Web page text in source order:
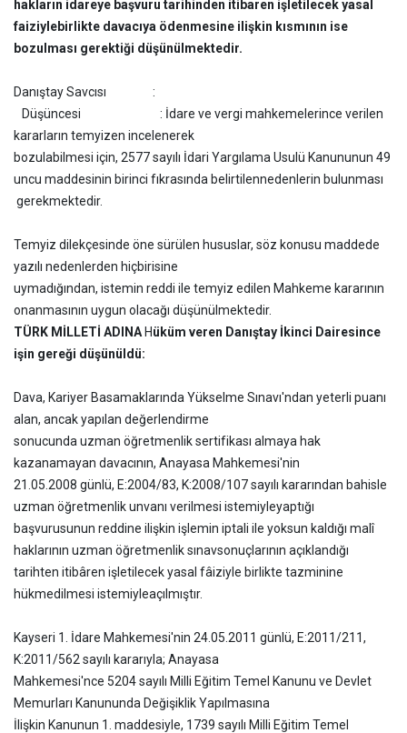
hakların idareye başvuru tarihinden itibaren işletilecek yasal
faiziylebirlikte davacıya ödenmesine ilişkin kısmının ise
bozulması gerektiği düşünülmektedir.
Danıştay Savcısı :
Düşüncesi : İdare ve vergi mahkemelerince verilen
kararların temyizen incelenerek
bozulabilmesi için, 2577 sayılı İdari Yargılama Usulü Kanununun 49
uncu maddesinin birinci fıkrasında belirtilennedenlerin bulunması
gerekmektedir.
Temyiz dilekçesinde öne sürülen hususlar, söz konusu maddede
yazılı nedenlerden hiçbirisine
uymadığından, istemin reddi ile temyiz edilen Mahkeme kararının
onanmasının uygun olacağı düşünülmektedir.
TÜRK MİLLETİ ADINA Hüküm veren Danıştay İkinci Dairesince
işin gereği düşünüldü:
Dava, Kariyer Basamaklarında Yükselme Sınavı'ndan yeterli puanı
alan, ancak yapılan değerlendirme
sonucunda uzman öğretmenlik sertifikası almaya hak
kazanamayan davacının, Anayasa Mahkemesi'nin
21.05.2008 günlü, E:2004/83, K:2008/107 sayılı kararından bahisle
uzman öğretmenlik unvanı verilmesi istemiyleyaptığı
başvurusunun reddine ilişkin işlemin iptali ile yoksun kaldığı malî
haklarının uzman öğretmenlik sınavsonuçlarının açıklandığı
tarihten itibâren işletilecek yasal fâiziyle birlikte tazminine
hükmedilmesi istemiyleaçılmıştır.
Kayseri 1. İdare Mahkemesi'nin 24.05.2011 günlü, E:2011/211,
K:2011/562 sayılı kararıyla; Anayasa
Mahkemesi'nce 5204 sayılı Milli Eğitim Temel Kanunu ve Devlet
Memurları Kanununda Değişiklik Yapılmasına
İlişkin Kanunun 1. maddesiyle, 1739 sayılı Milli Eğitim Temel